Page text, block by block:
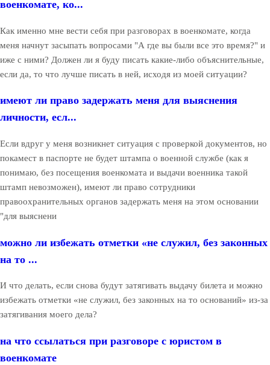
военкомате, ко...
Как именно мне вести себя при разговорах в военкомате, когда
меня начнут засыпать вопросами "А где вы были все это время?" и
иже с ними? Должен ли я буду писать какие-либо объяснительные,
если да, то что лучше писать в ней, исходя из моей ситуации?
имеют ли право задержать меня для выяснения
личности, есл...
Если вдруг у меня возникнет ситуация с проверкой документов, но
покамест в паспорте не будет штампа о военной службе (как я
понимаю, без посещения военкомата и выдачи военника такой
штамп невозможен), имеют ли право сотрудники
правоохранительных органов задержать меня на этом основании
"для выяснени
можно ли избежать отметки «не служил, без законных
на то ...
И что делать, если снова будут затягивать выдачу билета и можно
избежать отметки «не служил, без законных на то оснований» из-за
затягивания моего дела?
на что ссылаться при разговоре с юристом в
военкомате